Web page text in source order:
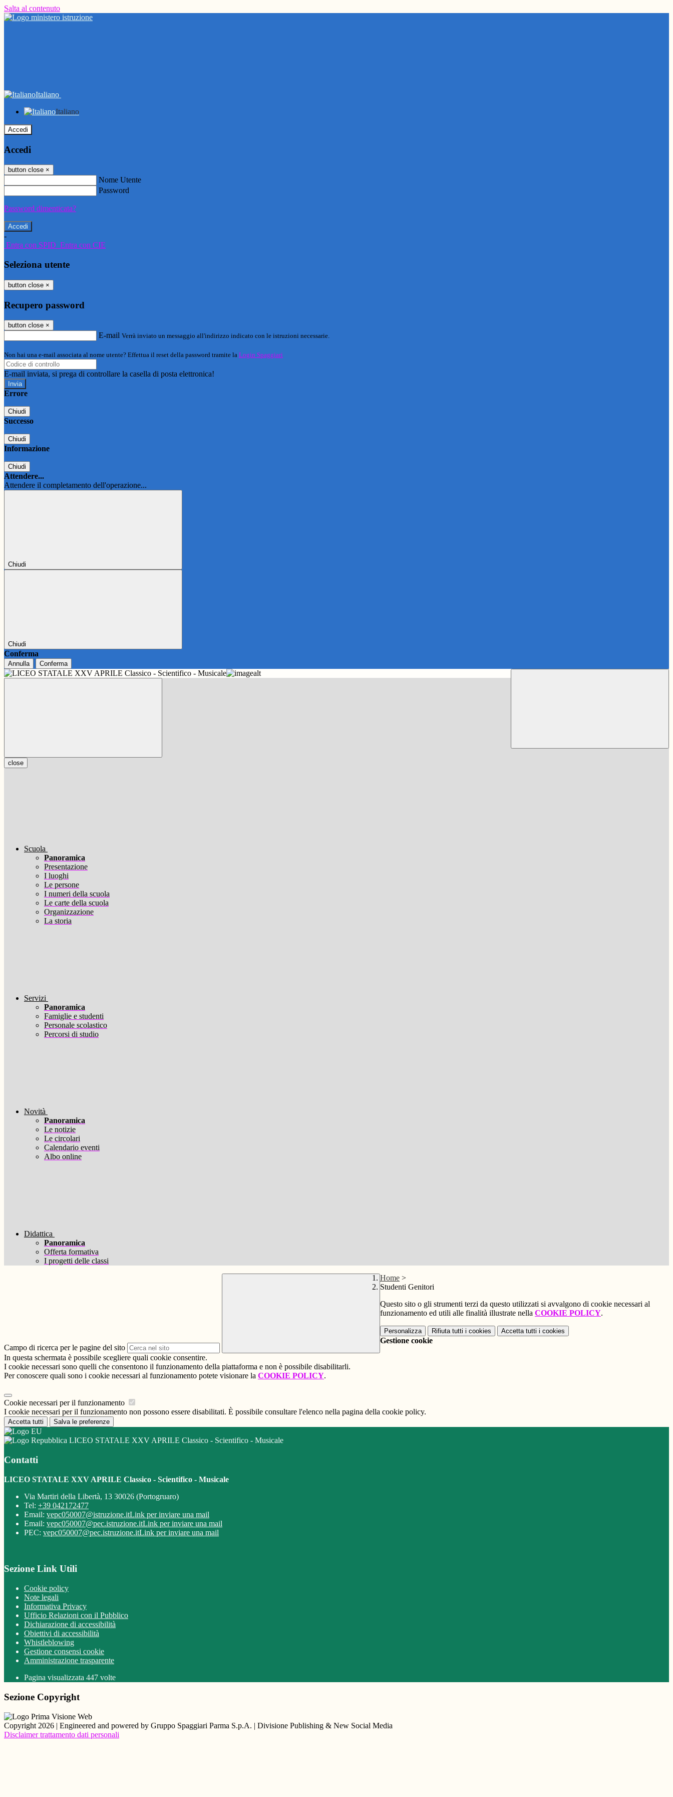
Salta al contenuto
Italiano
Italiano
Accedi
Accedi
button close ×
Nome Utente
Password
Password dimenticata?
-
Entra con SPID Entra con CIE
Seleziona utente
button close ×
Recupero password
button close ×
E-mail Verrà inviato un messaggio all'indirizzo indicato con le istruzioni necessarie.
Non hai una e-mail associata al nome utente? Effettua il reset della password tramite la Login Spaggiari
E-mail inviata, si prega di controllare la casella di posta elettronica!
Errore
Chiudi
Successo
Chiudi
Informazione
Chiudi
Attendere...
Attendere il completamento dell'operazione...
Chiudi
Chiudi
Conferma
Annulla Conferma
close
Scuola
Panoramica
Presentazione
I luoghi
Le persone
I numeri della scuola
Le carte della scuola
Organizzazione
La storia
Servizi
Panoramica
Famiglie e studenti
Personale scolastico
Percorsi di studio
Novità
Panoramica
Le notizie
Le circolari
Calendario eventi
Albo online
Didattica
Panoramica
Offerta formativa
I progetti delle classi
Campo di ricerca per le pagine del sito
Home >
Studenti Genitori
Questo sito o gli strumenti terzi da questo utilizzati si avvalgono di cookie necessari al
funzionamento ed utili alle finalità illustrate nella COOKIE POLICY.
Personalizza Rifiuta tutti i cookies Accetta tutti i cookies
Gestione cookie
In questa schermata è possibile scegliere quali cookie consentire.
I cookie necessari sono quelli che consentono il funzionamento della piattaforma e non è possibile disabilitarli.
Per conoscere quali sono i cookie necessari al funzionamento potete visionare la COOKIE POLICY.
Cookie necessari per il funzionamento
I cookie necessari per il funzionamento non possono essere disabilitati. È possibile consultare l'elenco nella pagina della cookie policy.
Accetta tutti Salva le preferenze
LICEO STATALE XXV APRILE Classico - Scientifico - Musicale
Contatti
LICEO STATALE XXV APRILE Classico - Scientifico - Musicale
Via Martiri della Libertà, 13 30026 (Portogruaro)
Tel: +39 042172477
Email: vepc050007@istruzione.itLink per inviare una mail
Email: vepc050007@pec.istruzione.itLink per inviare una mail
PEC: vepc050007@pec.istruzione.itLink per inviare una mail
Sezione Link Utili
Cookie policy
Note legali
Informativa Privacy
Ufficio Relazioni con il Pubblico
Dichiarazione di accessibilità
Obiettivi di accessibilità
Whistleblowing
Gestione consensi cookie
Amministrazione trasparente
Pagina visualizzata 447 volte
Sezione Copyright
Copyright 2026 | Engineered and powered by Gruppo Spaggiari Parma S.p.A. | Divisione Publishing & New Social Media
Disclaimer trattamento dati personali